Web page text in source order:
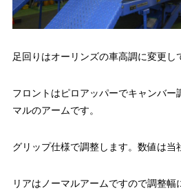
足回りはオーリンズの車高調に変更し
フロントはピロアッパーでキャンバー
マルのアームです。
グリップ仕様で調整します。数値は当
リアはノーマルアームですので調整幅